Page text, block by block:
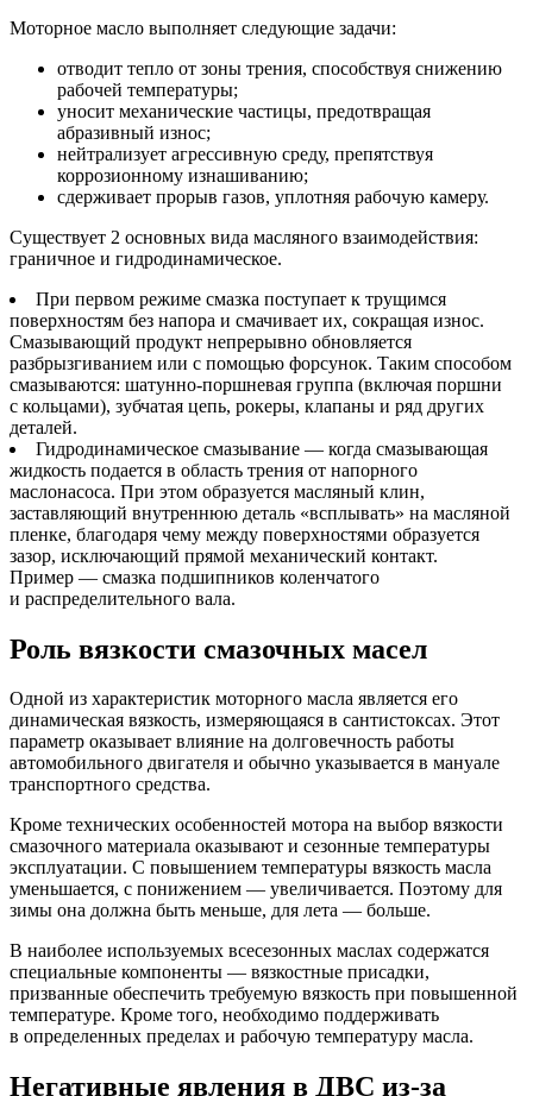
Моторное масло выполняет следующие задачи:
отводит тепло от зоны трения, способствуя снижению
рабочей температуры;
уносит механические частицы, предотвращая
абразивный износ;
нейтрализует агрессивную среду, препятствуя
коррозионному изнашиванию;
сдерживает прорыв газов, уплотняя рабочую камеру.
Существует 2 основных вида масляного взаимодействия:
граничное и гидродинамическое.
При первом режиме смазка поступает к трущимся
поверхностям без напора и смачивает их, сокращая износ.
Смазывающий продукт непрерывно обновляется
разбрызгиванием или с помощью форсунок. Таким способом
смазываются: шатунно-поршневая группа (включая поршни
с кольцами), зубчатая цепь, рокеры, клапаны и ряд других
деталей.
Гидродинамическое смазывание — когда смазывающая
жидкость подается в область трения от напорного
маслонасоса. При этом образуется масляный клин,
заставляющий внутреннюю деталь «всплывать» на масляной
пленке, благодаря чему между поверхностями образуется
зазор, исключающий прямой механический контакт.
Пример — смазка подшипников коленчатого
и распределительного вала.
Роль вязкости смазочных масел
Одной из характеристик моторного масла является его
динамическая вязкость, измеряющаяся в сантистоксах. Этот
параметр оказывает влияние на долговечность работы
автомобильного двигателя и обычно указывается в мануале
транспортного средства.
Кроме технических особенностей мотора на выбор вязкости
смазочного материала оказывают и сезонные температуры
эксплуатации. С повышением температуры вязкость масла
уменьшается, с понижением — увеличивается. Поэтому для
зимы она должна быть меньше, для лета — больше.
В наиболее используемых всесезонных маслах содержатся
специальные компоненты — вязкостные присадки,
призванные обеспечить требуемую вязкость при повышенной
температуре. Кроме того, необходимо поддерживать
в определенных пределах и рабочую температуру масла.
Негативные явления в ДВС из-за